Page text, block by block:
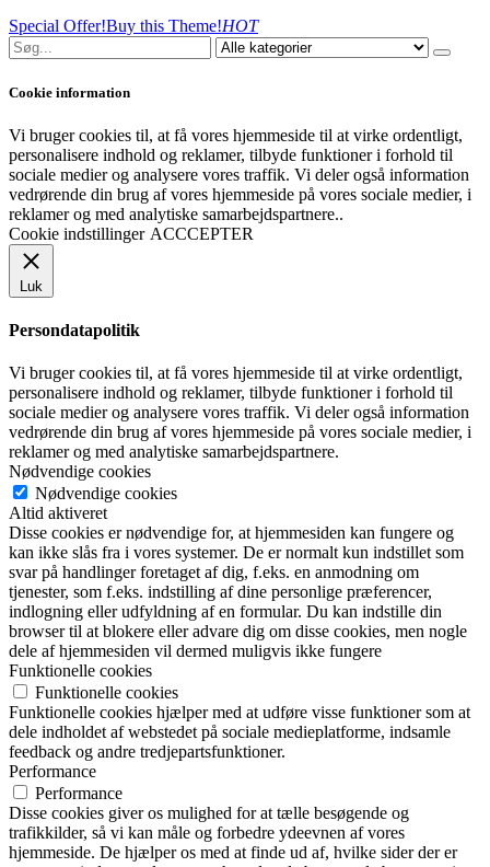
Special Offer!Buy this Theme!HOT
Cookie information
Vi bruger cookies til, at få vores hjemmeside til at virke ordentligt,
personalisere indhold og reklamer, tilbyde funktioner i forhold til
sociale medier og analysere vores traffik. Vi deler også information
vedrørende din brug af vores hjemmeside på vores sociale medier, i
reklamer og med analytiske samarbejdspartnere..
Cookie indstillinger ACCCEPTER
Luk
Persondatapolitik
Vi bruger cookies til, at få vores hjemmeside til at virke ordentligt,
personalisere indhold og reklamer, tilbyde funktioner i forhold til
sociale medier og analysere vores traffik. Vi deler også information
vedrørende din brug af vores hjemmeside på vores sociale medier, i
reklamer og med analytiske samarbejdspartnere.
Nødvendige cookies
Nødvendige cookies
Altid aktiveret
Disse cookies er nødvendige for, at hjemmesiden kan fungere og
kan ikke slås fra i vores systemer. De er normalt kun indstillet som
svar på handlinger foretaget af dig, f.eks. en anmodning om
tjenester, som f.eks. indstilling af dine personlige præferencer,
indlogning eller udfyldning af en formular. Du kan indstille din
browser til at blokere eller advare dig om disse cookies, men nogle
dele af hjemmesiden vil dermed muligvis ikke fungere
Funktionelle cookies
Funktionelle cookies
Funktionelle cookies hjælper med at udføre visse funktioner som at
dele indholdet af webstedet på sociale medieplatforme, indsamle
feedback og andre tredjepartsfunktioner.
Performance
Performance
Disse cookies giver os mulighed for at tælle besøgende og
trafikkilder, så vi kan måle og forbedre ydeevnen af vores
hjemmeside. De hjælper os med at finde ud af, hvilke sider der er